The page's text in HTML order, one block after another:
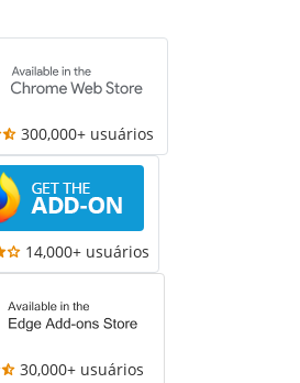
300,000+ usuários
14,000+ usuários
30,000+ usuários